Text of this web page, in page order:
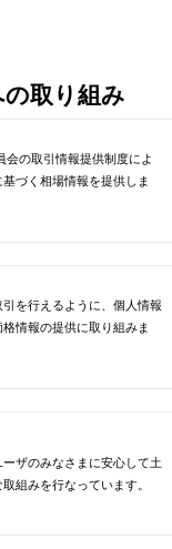
取り組み
会の取引情報提供制度によ
づく相場情報を提供しま
を行えるように、個人情報
情報の提供に取り組みま
ザのみなさまに安心して土
組みを行なっています。